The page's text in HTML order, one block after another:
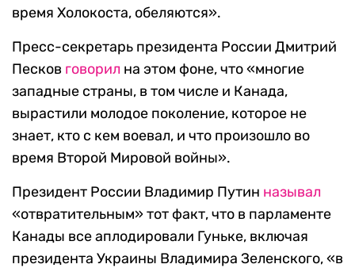
время Холокоста, обеляются».
Пресс-секретарь президента России Дмитрий
Песков говорил на этом фоне, что «многие
западные страны, в том числе и Канада,
вырастили молодое поколение, которое не
знает, кто с кем воевал, и что произошло во
время Второй Мировой войны».
Президент России Владимир Путин называл
«отвратительным» тот факт, что в парламенте
Канады все аплодировали Гуньке, включая
президента Украины Владимира Зеленского, «в